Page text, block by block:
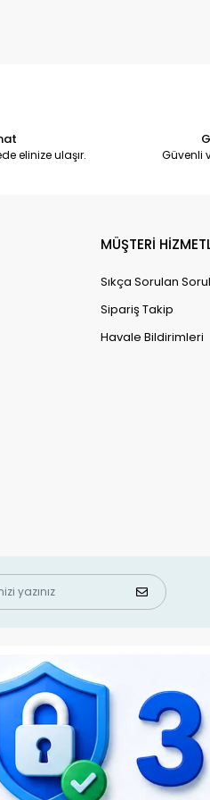
elinize ulaşır. Güvenli
MÜŞTERİ
Sıkça Sorulan
Sipariş Takip
Havale Bildirimleri